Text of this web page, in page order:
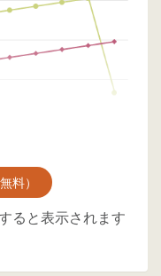
料）
ると表示されます